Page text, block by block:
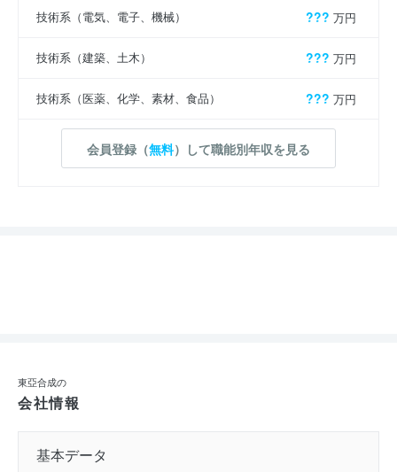
技術系（電気、電子、機械） ??? 万円
技術系（建築、土木） ??? 万円
技術系（医薬、化学、素材、食品） ??? 万円
会員登録（無料）して職能別年収を見る
東亞合成の
会社情報
基本データ